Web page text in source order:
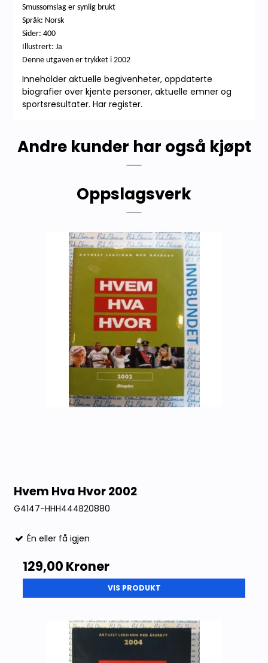
Smussomslag er synlig brukt
Språk: Norsk
Sider: 400
Illustrert: Ja
Denne utgaven er trykket i 2002
Inneholder aktuelle begivenheter, oppdaterte
biografier over kjente personer, aktuelle emner og
sportsresultater. Har register.
Andre kunder har også kjøpt
Oppslagsverk
Hvem Hva Hvor 2002
G4147-HHH444B20880
Én eller få igjen
129,00 Kroner
VIS PRODUKT